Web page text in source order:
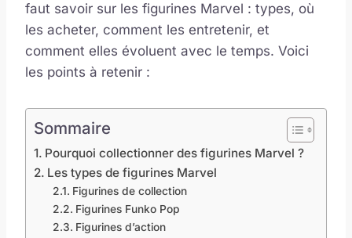
faut savoir sur les figurines Marvel : types, où
les acheter, comment les entretenir, et
comment elles évoluent avec le temps. Voici
les points à retenir :
Sommaire
Pourquoi collectionner des figurines Marvel ?
Les types de figurines Marvel
Figurines de collection
Figurines Funko Pop
Figurines d’action